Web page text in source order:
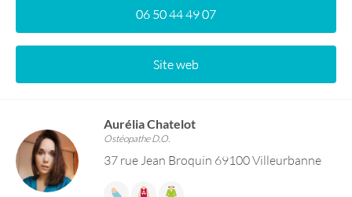
06 50 44 49 07
Site web
Aurélia Chatelot
Ostéopathe D.O.
37 rue Jean Broquin 69100 Villeurbanne